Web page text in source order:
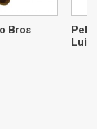
Bros